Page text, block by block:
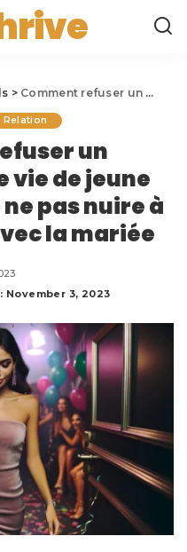
> Comment refuser un enterrement de vie de jeune fille : 9 façons de ne pas nuire à votre relation avec la mariée
Relation
un
vie de jeune
pas nuire à
la mariée
November 3, 2023